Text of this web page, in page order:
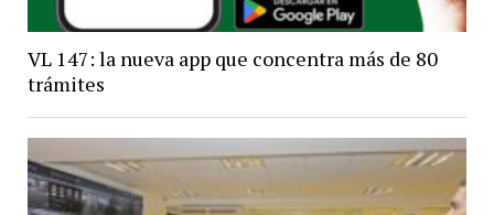
VL 147: la nueva app que concentra más de 80
trámites